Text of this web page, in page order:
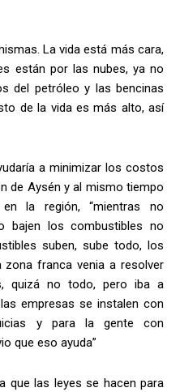
La vida está más cara,
están por las nubes, ya no
del petróleo y las bencinas
de la vida es más alto, así
a minimizar los costos
de Aysén y al mismo tiempo
la región, “mientras no
bajen los combustibles no
suben, sube todo, los
franca venia a resolver
quizá no todo, pero iba a
empresas se instalen con
y para la gente con
que eso ayuda”
que las leyes se hacen para